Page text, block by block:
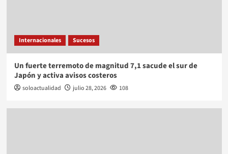
Internacionales Sucesos
Un fuerte terremoto de magnitud 7,1 sacude el sur de
Japón y activa avisos costeros
soloactualidad julio 28, 2026 108